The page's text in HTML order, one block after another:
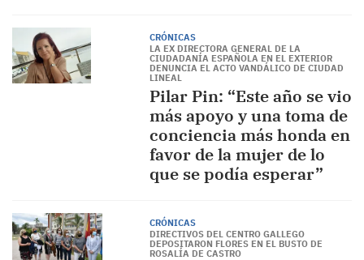
CRÓNICAS
LA EX DIRECTORA GENERAL DE LA
CIUDADANÍA ESPAÑOLA EN EL EXTERIOR
DENUNCIA EL ACTO VANDÁLICO DE CIUDAD
LINEAL
Pilar Pin: “Este año se vio
más apoyo y una toma de
conciencia más honda en
favor de la mujer de lo
que se podía esperar”
CRÓNICAS
DIRECTIVOS DEL CENTRO GALLEGO
DEPOSITARON FLORES EN EL BUSTO DE
ROSALÍA DE CASTRO